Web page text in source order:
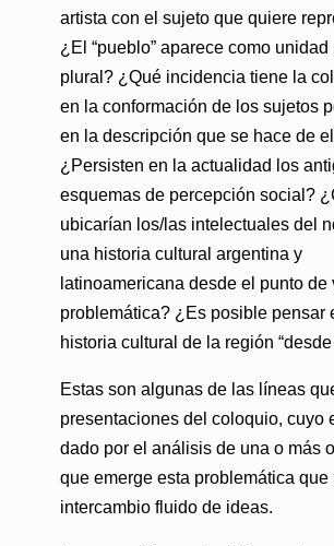
artista con el sujeto que quiere
¿El “pueblo” aparece como
plural? ¿Qué incidencia tiene la
en la conformación de los sujetos
en la descripción que se hace de
¿Persisten en la actualidad los
esquemas de percepción social?
ubicarían los/las intelectuales del
una historia cultural argentina y
latinoamericana desde el punto de
problemática? ¿Es posible pensar
historia cultural de la región
Estas son algunas de las líneas
presentaciones del coloquio, cuyo
dado por el análisis de una o más
que emerge esta problemática que
intercambio fluido de ideas.